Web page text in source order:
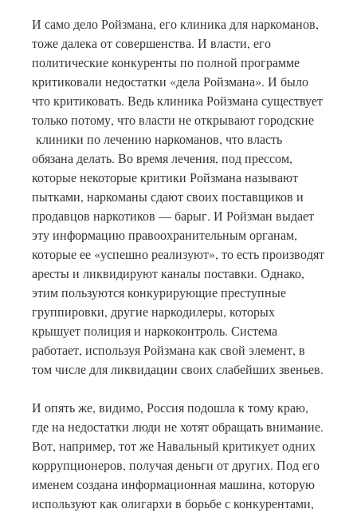
И само дело Ройзмана, его клиника для наркоманов,
тоже далека от совершенства. И власти, его
политические конкуренты по полной программе
критиковали недостатки «дела Ройзмана». И было
что критиковать. Ведь клиника Ройзмана существует
только потому, что власти не открывают городские
клиники по лечению наркоманов, что власть
обязана делать. Во время лечения, под прессом,
которые некоторые критики Ройзмана называют
пытками, наркоманы сдают своих поставщиков и
продавцов наркотиков — барыг. И Ройзман выдает
эту информацию правоохранительным органам,
которые ее «успешно реализуют», то есть производят
аресты и ликвидируют каналы поставки. Однако,
этим пользуются конкурирующие преступные
группировки, другие наркодилеры, которых
крышует полиция и наркоконтроль. Система
работает, используя Ройзмана как свой элемент, в
том числе для ликвидации своих слабейших звеньев.
И опять же, видимо, Россия подошла к тому краю,
где на недостатки люди не хотят обращать внимание.
Вот, например, тот же Навальный критикует одних
коррупционеров, получая деньги от других. Под его
именем создана информационная машина, которую
используют как олигархи в борьбе с конкурентами,